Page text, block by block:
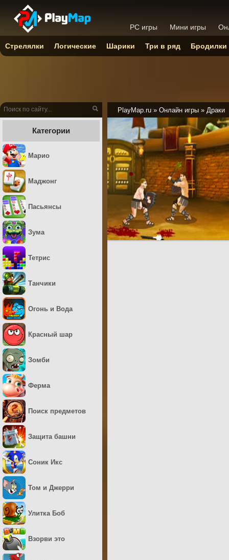
PlayMap.ru » Онлайн игры » Драки
Категории
Марио
Маджонг
Пасьянсы
Зума
Тетрис
Танчики
Огонь и Вода
Красный шар
Зомби
Ферма
Поиск предметов
Защита башни
Соник Икс
Том и Джерри
Улитка Боб
Взорви это
PC игры Мини игры
Стрелялки Логические Шарики Три в ряд Бродилки